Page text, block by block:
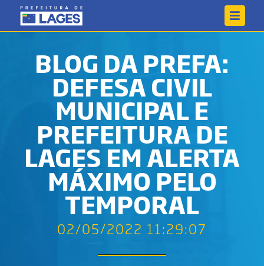
BLOG DA PREFA:
DEFESA CIVIL
MUNICIPAL E
PREFEITURA DE
LAGES EM ALERTA
MÁXIMO PELO
TEMPORAL
02/05/2022 11:29:07